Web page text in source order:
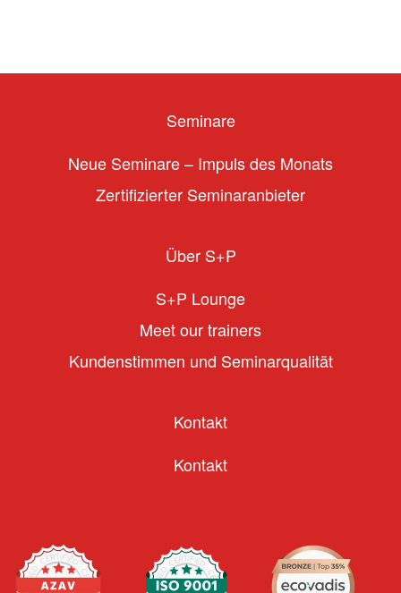
Seminare
Neue Seminare – Impuls des Monats
Zertifizierter Seminaranbieter
Über S+P
S+P Lounge
Meet our trainers
Kundenstimmen und Seminarqualität
Kontakt
Kontakt